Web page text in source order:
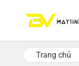
Trang chủ